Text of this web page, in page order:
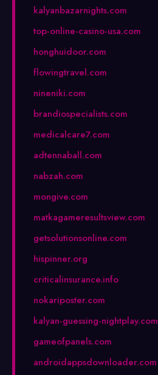
kalyanbazarnights.com
top-online-casino-usa.com
honghuidoor.com
flowingtravel.com
nineniki.com
brandiospecialists.com
medicalcare7.com
adtennaball.com
nabzah.com
mongive.com
matkagameresultsview.com
getsolutionsonline.com
hispinner.org
criticalinsurance.info
nokariposter.com
kalyan-guessing-nightplay.com
gameofpanels.com
androidappsdownloader.com